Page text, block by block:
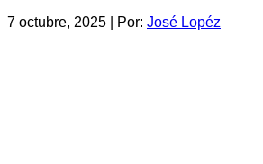
7 octubre, 2025 | Por: José Lopéz